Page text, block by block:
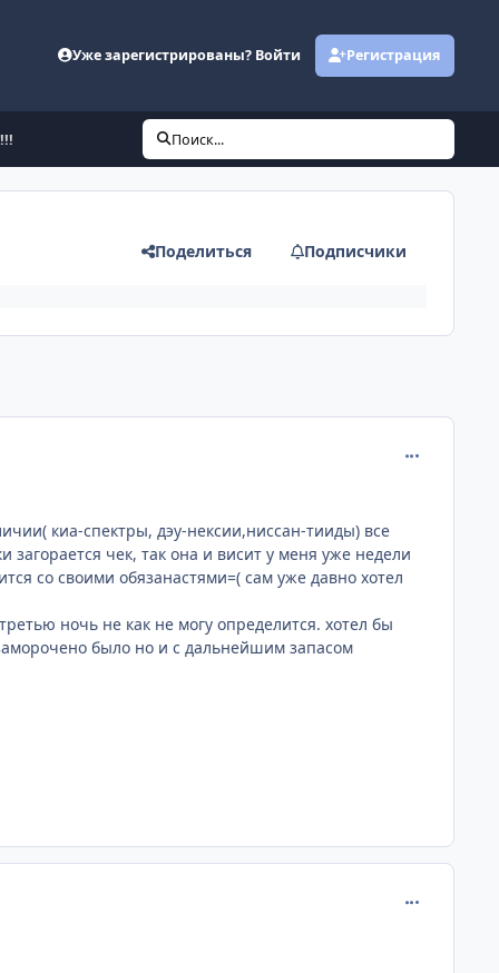
Уже зарегистрированы? Войти Регистрация
Поиск...
Поделиться Подписчики
киа-спектры, дэу-нексии,ниссан-тииды) все
загорается чек, так она и висит у меня уже недели
со своими обязанастями=( сам уже давно хотел
ночь не как не могу определится. хотел бы
было но и с дальнейшим запасом